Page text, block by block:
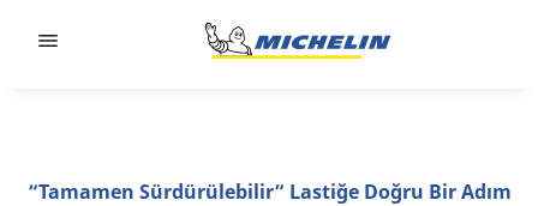
“Tamamen Sürdürülebilir” Lastiğe Doğru Bir Adım